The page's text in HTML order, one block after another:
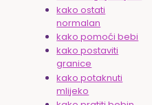
kako ostati
normalan
kako pomoći bebi
kako postaviti
granice
kako potaknuti
mlijeko